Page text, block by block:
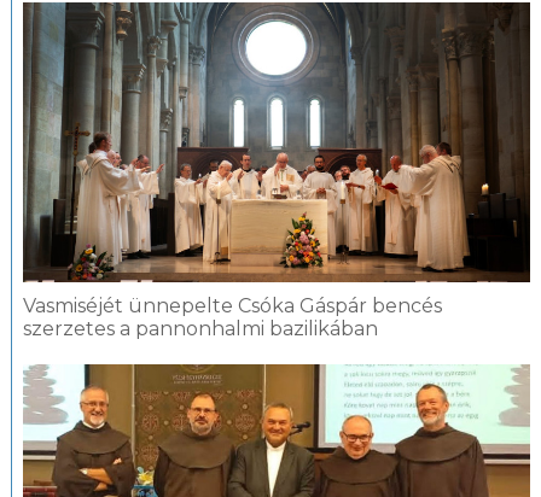
Vasmiséjét ünnepelte Csóka Gáspár bencés
szerzetes a pannonhalmi bazilikában